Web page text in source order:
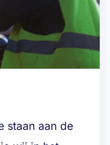
staan aan de